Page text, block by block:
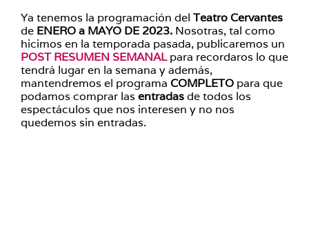
Ya tenemos la programación del Teatro Cervantes
de ENERO a MAYO DE 2023. Nosotras, tal como
hicimos en la temporada pasada, publicaremos un
POST RESUMEN SEMANALpara recordaros lo que
tendrá lugar en la semana y además,
mantendremos el programa COMPLETO para que
podamos comprar las entradasde todos los
espectáculos que nos interesen y no nos
quedemos sin entradas.